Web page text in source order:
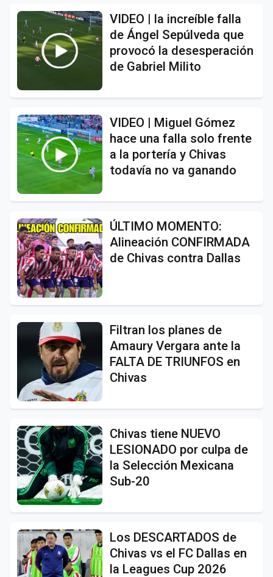
VIDEO | la increíble falla
de Ángel Sepúlveda que
provocó la desesperación
de Gabriel Milito
VIDEO | Miguel Gómez
hace una falla solo frente
a la portería y Chivas
todavía no va ganando
ÚLTIMO MOMENTO:
Alineación CONFIRMADA
de Chivas contra Dallas
Filtran los planes de
Amaury Vergara ante la
FALTA DE TRIUNFOS en
Chivas
Chivas tiene NUEVO
LESIONADO por culpa de
la Selección Mexicana
Sub-20
Los DESCARTADOS de
Chivas vs el FC Dallas en
la Leagues Cup 2026